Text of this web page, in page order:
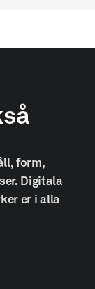
form,
Digitala
er i alla